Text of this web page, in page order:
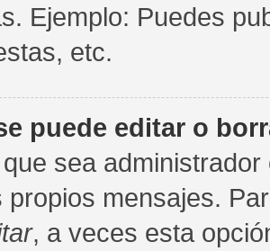
Ejemplo: Puedes
etc.
puede editar o
sea
propios mensajes.
, a veces esta